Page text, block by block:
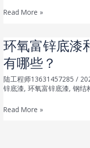
别
该
如
何
选
择
无
富
锌
底
漆
有
无
锌
底
和
氧
Read More »
环氧富锌底漆
有哪些？
陆工程师13631457285/
锌底漆,环氧富锌底漆,钢结
环
Read More »